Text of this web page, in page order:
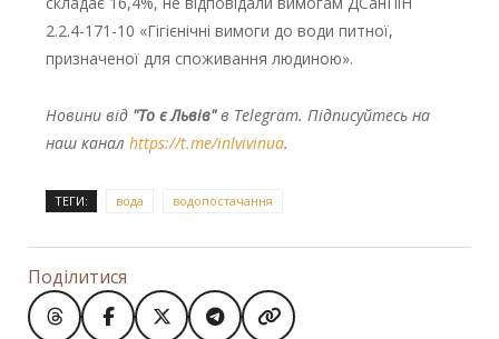
2.2.4-171-10 «Гігієнічні вимоги до води питної,
призначеної для споживання людиною».
Новини від "То є Львів"в Telegram. Підписуйтесь на
наш канал https://t.me/inlvivinua.
ТЕГИ: вода водопостачання
Поділитися